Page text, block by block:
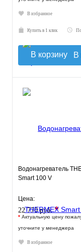
В избранное
Купить в 1 клик
В
Водонагреватель
Smart 100 V
Цена:
22 770 руб.*
* Актуальную цену
уточните у менеджера
В избранное